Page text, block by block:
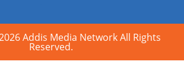
Addis Media Network All Rights
Reserved.